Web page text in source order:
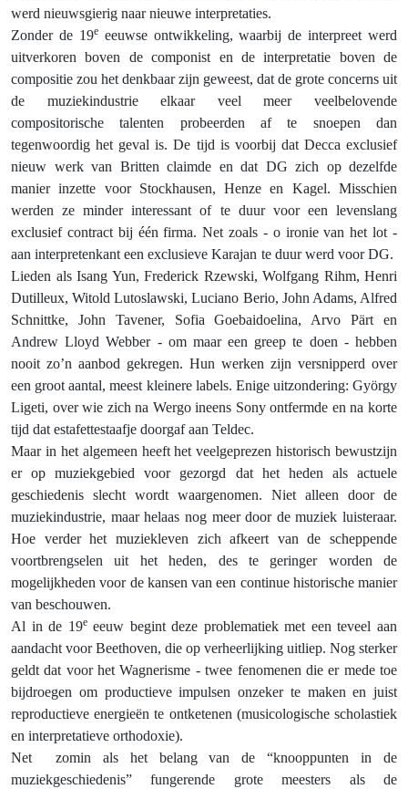
werd nieuwsgierig naar nieuwe interpretaties.
Zonder de 19eeeuwse ontwikkeling, waarbij de interpreet werd
uitverkoren boven de componist en de interpretatie boven de
compositie zou het denkbaar zijn geweest, dat de grote concerns uit
de muziekindustrie elkaar veel meer veelbelovende
compositorische talenten probeerden af te snoepen dan
tegenwoordig het geval is. De tijd is voorbij dat Decca exclusief
nieuw werk van Britten claimde en dat DG zich op dezelfde
manier inzette voor Stockhausen, Henze en Kagel. Misschien
werden ze minder interessant of te duur voor een levenslang
exclusief contract bij één firma. Net zoals - o ironie van het lot -
aan interpretenkant een exclusieve Karajan te duur werd voor DG.
Lieden als Isang Yun, Frederick Rzewski, Wolfgang Rihm, Henri
Dutilleux, Witold Lutoslawski, Luciano Berio, John Adams, Alfred
Schnittke, John Tavener, Sofia Goebaidoelina, Arvo Pärt en
Andrew Lloyd Webber - om maar een greep te doen - hebben
nooit zo’n aanbod gekregen. Hun werken zijn versnipperd over
een groot aantal, meest kleinere labels. Enige uitzondering: György
Ligeti, over wie zich na Wergo ineens Sony ontfermde en na korte
tijd dat estafettestaafje doorgaf aan Teldec.
Maar in het algemeen heeft het veelgeprezen historisch bewustzijn
er op muziekgebied voor gezorgd dat het heden als actuele
geschiedenis slecht wordt waargenomen. Niet alleen door de
muziekindustrie, maar helaas nog meer door de muziek luisteraar.
Hoe verder het muziekleven zich afkeert van de scheppende
voortbrengselen uit het heden, des te geringer worden de
mogelijkheden voor de kansen van een continue historische manier
van beschouwen.
Al in de 19eeeuw begint deze problematiek met een teveel aan
aandacht voor Beethoven, die op verheerlijking uitliep. Nog sterker
geldt dat voor het Wagnerisme - twee fenomenen die er mede toe
bijdroegen om productieve impulsen onzeker te maken en juist
reproductieve energieën te ontketenen (musicologische scholastiek
en interpretatieve orthodoxie).
Net
zomin als het belang van de “knooppunten in de
muziekgeschiedenis” fungerende grote meesters als de